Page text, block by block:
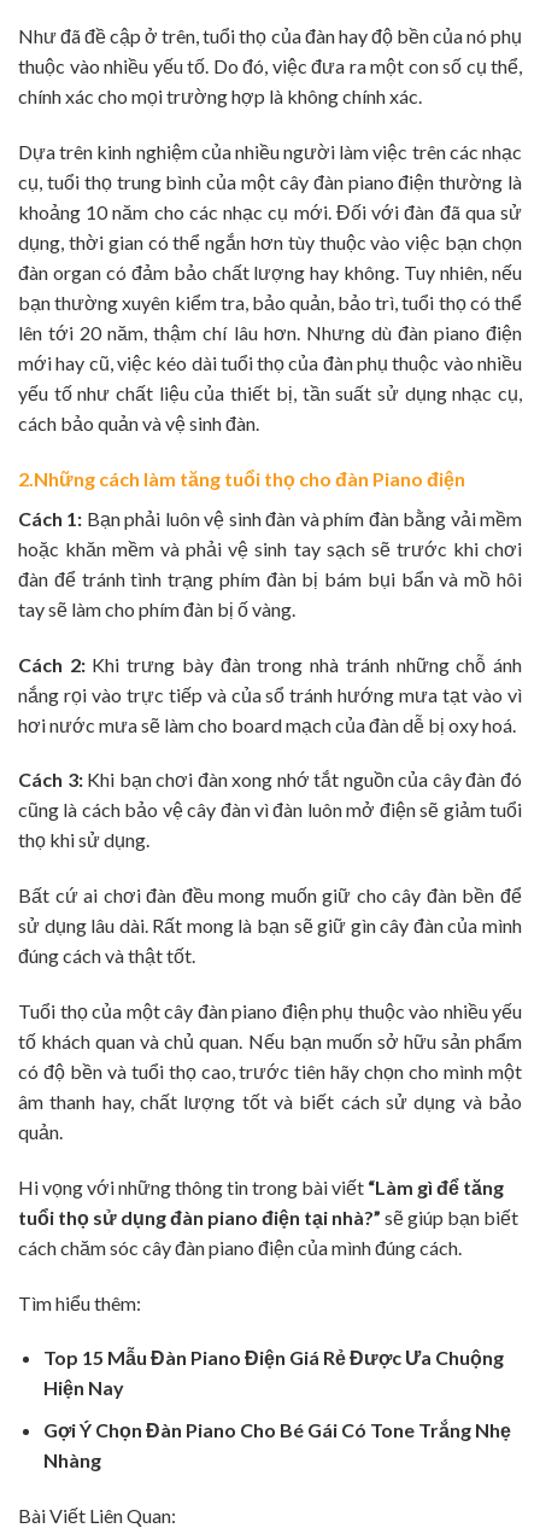
Như đã đề cập ở trên, tuổi thọ của đàn hay độ bền của nó phụ
thuộc vào nhiều yếu tố. Do đó, việc đưa ra một con số cụ thể,
chính xác cho mọi trường hợp là không chính xác.
Dựa trên kinh nghiệm của nhiều người làm việc trên các nhạc
cụ, tuổi thọ trung bình của một cây đàn piano điện thường là
khoảng 10 năm cho các nhạc cụ mới. Đối với đàn đã qua sử
dụng, thời gian có thể ngắn hơn tùy thuộc vào việc bạn chọn
đàn organ có đảm bảo chất lượng hay không. Tuy nhiên, nếu
bạn thường xuyên kiểm tra, bảo quản, bảo trì, tuổi thọ có thể
lên tới 20 năm, thậm chí lâu hơn. Nhưng dù đàn piano điện
mới hay cũ, việc kéo dài tuổi thọ của đàn phụ thuộc vào nhiều
yếu tố như chất liệu của thiết bị, tần suất sử dụng nhạc cụ,
cách bảo quản và vệ sinh đàn.
2.Những cách làm tăng tuổi thọ cho đàn Piano điện
Cách 1: Bạn phải luôn vệ sinh đàn và phím đàn bằng vải mềm
hoặc khăn mềm và phải vệ sinh tay sạch sẽ trước khi chơi
đàn để tránh tình trạng phím đàn bị bám bụi bẩn và mồ hôi
tay sẽ làm cho phím đàn bị ố vàng.
Cách 2: Khi trưng bày đàn trong nhà tránh những chỗ ánh
nắng rọi vào trực tiếp và của sổ tránh hướng mưa tạt vào vì
hơi nước mưa sẽ làm cho board mạch của đàn dễ bị oxy hoá.
Cách 3: Khi bạn chơi đàn xong nhớ tắt nguồn của cây đàn đó
cũng là cách bảo vệ cây đàn vì đàn luôn mở điện sẽ giảm tuổi
thọ khi sử dụng.
Bất cứ ai chơi đàn đều mong muốn giữ cho cây đàn bền để
sử dụng lâu dài. Rất mong là bạn sẽ giữ gìn cây đàn của mình
đúng cách và thật tốt.
Tuổi thọ của một cây đàn piano điện phụ thuộc vào nhiều yếu
tố khách quan và chủ quan. Nếu bạn muốn sở hữu sản phẩm
có độ bền và tuổi thọ cao, trước tiên hãy chọn cho mình một
âm thanh hay, chất lượng tốt và biết cách sử dụng và bảo
quản.
Hi vọng với những thông tin trong bài viết “Làm gì để tăng
tuổi thọ sử dụng đàn piano điện tại nhà?” sẽ giúp bạn biết
cách chăm sóc cây đàn piano điện của mình đúng cách.
Tìm hiểu thêm:
Top 15 Mẫu Đàn Piano Điện Giá Rẻ Được Ưa Chuộng
Hiện Nay
Gợi Ý Chọn Đàn Piano Cho Bé Gái Có Tone Trắng Nhẹ
Nhàng
Bài Viết Liên Quan: